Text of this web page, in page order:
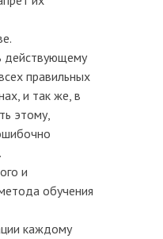
действующему
правильных
и так же, в
этому,
и
обучения
каждому